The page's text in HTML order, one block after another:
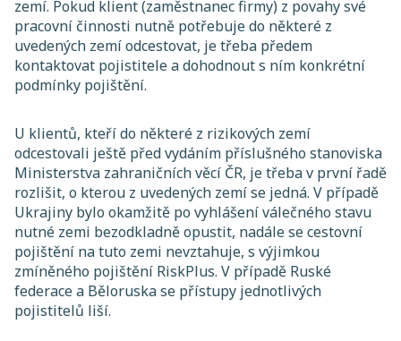
zemí. Pokud klient (zaměstnanec firmy) z povahy své
pracovní činnosti nutně potřebuje do některé z
uvedených zemí odcestovat, je třeba předem
kontaktovat pojistitele a dohodnout s ním konkrétní
podmínky pojištění.
U klientů, kteří do některé z rizikových zemí
odcestovali ještě před vydáním příslušného stanoviska
Ministerstva zahraničních věcí ČR, je třeba v první řadě
rozlišit, o kterou z uvedených zemí se jedná. V případě
Ukrajiny bylo okamžitě po vyhlášení válečného stavu
nutné zemi bezodkladně opustit, nadále se cestovní
pojištění na tuto zemi nevztahuje, s výjimkou
zmíněného pojištění RiskPlus. V případě Ruské
federace a Běloruska se přístupy jednotlivých
pojistitelů liší.